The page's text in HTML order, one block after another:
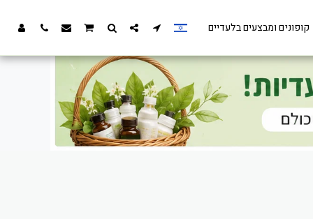
קופונים ומבצעים בלעדיים